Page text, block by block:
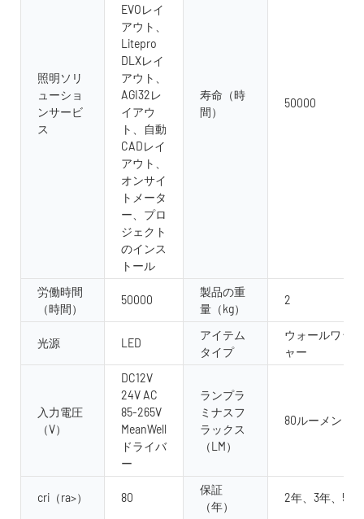
照明ソリ
ューショ
ンサービ
ス
EVOレイ
アウト、
Litepro
DLXレイ
アウト、
AGI32レ
イアウ
ト、自動
CADレイ
アウト、
オンサイ
トメータ
ー、プロ
ジェクト
のインス
トール
寿命（時
間）
50000
労働時間
（時間）
50000
製品の重
量（kg）
2
光源 LED
アイテム
タイプ
ウォールワッシ
ャー
入力電圧
（V）
DC12V
24V AC
85-265V
MeanWell
ドライバ
ー
ランプラ
ミナスフ
ラックス
（LM）
80ルーメン /w
cri（ra>） 80
保証
（年）
2年、3年、5年